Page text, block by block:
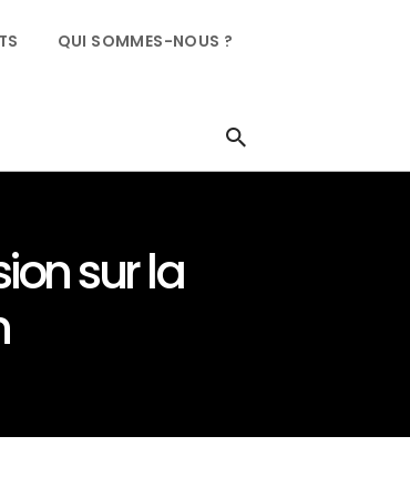
QUI SOMMES-NOUS ?
sur la